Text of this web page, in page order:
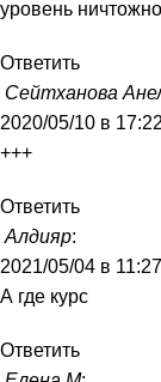
уровень
Ответить
Сейтханова
2020/05/10 в 17:22
+++
Ответить
Алдияр:
2021/05/04 в 11:27
А где курс
Ответить